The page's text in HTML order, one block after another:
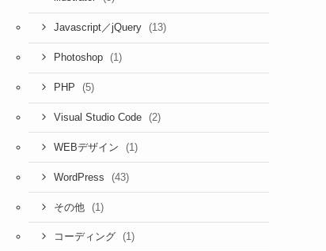
Javascript／jQuery (13)
Photoshop (1)
PHP (5)
Visual Studio Code (2)
WEBデザイン (1)
WordPress (43)
その他 (1)
コーディング (1)